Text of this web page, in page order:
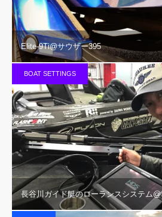
Elite-9Ti@サウザー395
BOAT SETTINGS
長谷川ガイド艇のローランスシステム